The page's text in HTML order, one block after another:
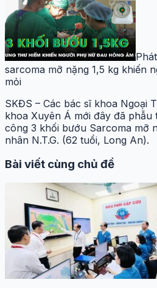
sarcoma mỡ nặng 1,5 kg khiến
mỏi
SKĐS – Các bác sĩ khoa Ngoại
khoa Xuyên Á mới đây đã
công 3 khối bướu Sarcoma mỡ
nhân N.T.G. (62 tuổi, Long An).
Bài viết cùng chủ đề